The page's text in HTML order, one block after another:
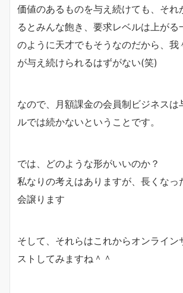
価値のあるものを与え続けても、それ
るとみんな飽き、要求レベルは上がる
のように天才でもそうなのだから、我
が与え続けられるはずがない(笑)
なので、月額課金の会員制ビジネスは
ルでは続かないということです。
では、どのような形がいいのか？
私なりの考えはありますが、長くなっ
会譲ります
そして、それらはこれからオンライン
ストしてみますね＾＾